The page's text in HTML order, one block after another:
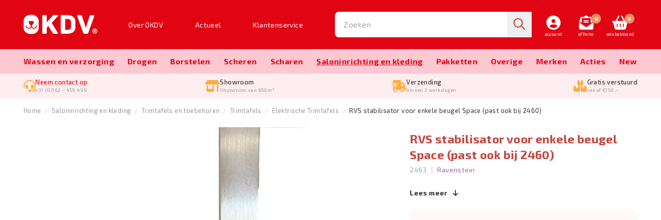
Over OKDV Actueel Klantenservice
account
0
offerte
0
winkelmand
Wassen en verzorging Drogen Borstelen Scheren Scharen Salon­inrichting en kleding Pakketten Overige Merken Acties New
Neem contact op
+31 (0)162 – 459 499
Showroom
Showroom van 650m²
Verzending
binnen 2 werkdagen
Gratis verstuurd
vanaf €150,-
Home Salon­inrichting en kleding Trimtafels en toebehoren Trimtafels Elektrische Trimtafels RVS stabilisator voor enkele beugel Space (past ook bij 2460)
RVS stabilisator voor enkele beugel
Space (past ook bij 2460)
2463 | Ravenstein
Lees meer